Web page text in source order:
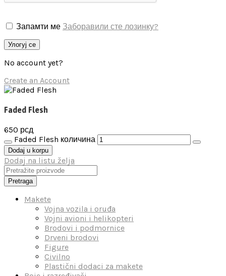
Запамти ме Заборавили сте лозинку?
Улогуј се
No account yet?
Create an Account
Faded Flesh
650 рсд
Faded Flesh количина
Dodaj u korpu
Dodaj na listu želja
Pretraga
Makete
Vojna vozila i oruđa
Vojni avioni i helikopteri
Brodovi i podmornice
Drveni brodovi
Figure
Civilno
Plastični dodaci za makete